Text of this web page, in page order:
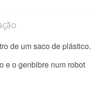
de um saco de plástico.
e o genbibre num robot